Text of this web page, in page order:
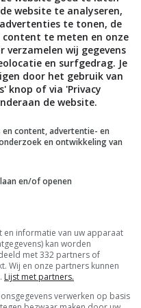
website te analyseren,
te tonen, de
te meten en onze
verzamelen wij gegevens
en surfgedrag. Je
door het gebruik van
knop of via 'Privacy
de website.
content, advertentie- en
en ontwikkeling van
en/of openen
en informatie van uw apparaat
kan worden
met 332 partners of
Wij en onze partners kunnen
Lijst met partners.
verwerken op basis